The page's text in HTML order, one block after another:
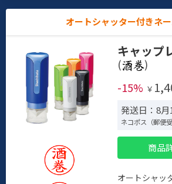
オートシャッター付きネー
キャップ
(
)
-15% ￥
発送日：8
ネコポス（郵便
商品
オートシャッ